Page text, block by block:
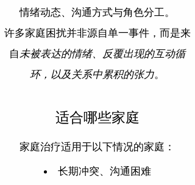
情绪动态、沟通方式与角色分工。
许多家庭困扰并非源自单一事件，而是来
自未被表达的情绪、反覆出现的互动循
环，以及关系中累积的张力。
适合哪些家庭
家庭治疗适用于以下情况的家庭：
长期冲突、沟通困难